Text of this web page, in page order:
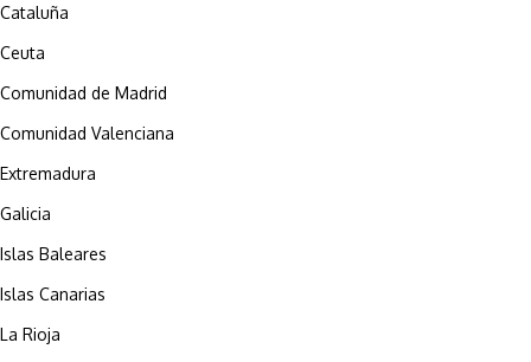
Cataluña
Ceuta
Comunidad de Madrid
Comunidad Valenciana
Extremadura
Galicia
Islas Baleares
Islas Canarias
La Rioja